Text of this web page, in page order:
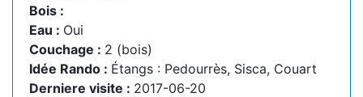
Bois :
Eau : Oui
Couchage : 2 (bois)
Idée Rando : Étangs : Pedourrès, Sisca, Couart
Derniere visite : 2017-06-20